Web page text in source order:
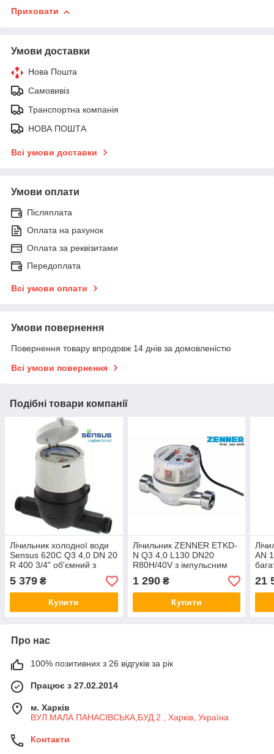
Приховати
Умови доставки
Нова Пошта
Самовивіз
Транспортна компанія
НОВА ПОШТА
Всі умови доставки
Умови оплати
Післяплата
Оплата на рахунок
Оплата за реквізитами
Передоплата
Всі умови оплати
Умови повернення
Повернення товару впродовж 14 днів за домовленістю
Всі умови повернення
Подібні товари компанії
Лічильник холодної води
Sensus 620C Q3 4,0 DN 20
R 400 3/4" об'ємний з
вимірювання композит
(Німеччина)
5 379 ₴
Купити
Лічильник ZENNER ETKD-
N Q3 4,0 L130 DN20
R80H/40V з імпульсним
датчиком на холодну воду
квартирний (Німеччина)
1 290₴
Купити
AN
21
Про нас
100% позитивних з 26 відгуків за рік
Працює з 27.02.2014
м. Харків
ВУЛ.МАЛА ПАНАСІВСЬКА,БУД.2 , Харків, Україна
Контакти